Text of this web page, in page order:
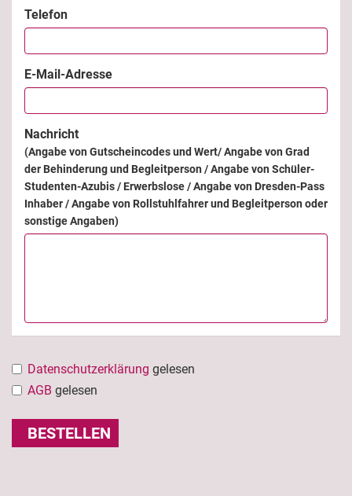
Telefon
E-Mail-Adresse
Nachricht
(Angabe von Gutscheincodes und Wert/ Angabe von Grad
der Behinderung und Begleitperson / Angabe von Schüler-
Studenten-Azubis / Erwerbslose / Angabe von Dresden-Pass
Inhaber / Angabe von Rollstuhlfahrer und Begleitperson oder
sonstige Angaben)
Datenschutzerklärung gelesen
AGB gelesen
BESTELLEN